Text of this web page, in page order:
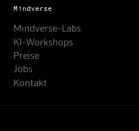
Mindverse
Mindverse-Labs
KI-Workshops
Preise
Jobs
Kontakt